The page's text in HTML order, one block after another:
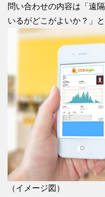
問い合わせの内容は「遠
いるがどこがよいか？」
（イメージ図）